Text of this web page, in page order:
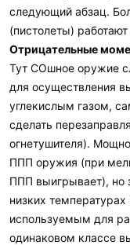
следующий абзац.
(пистолеты)
Отрицательные
Тут COшное оружие
для осуществления
углекислым газом,
сделать
огнетушителя).
ППП оружия (при
ППП выигрывает), но
низких температурах
используемым для
одинаковом классе